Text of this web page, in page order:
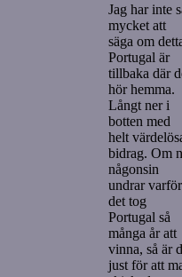
Jag har inte
mycket att
säga om
Portugal är
tillbaka där
hör hemma.
Långt ner i
botten med
helt
bidrag. Om
någonsin
undrar varför
det tog
Portugal så
många år att
vinna, så är
just för att